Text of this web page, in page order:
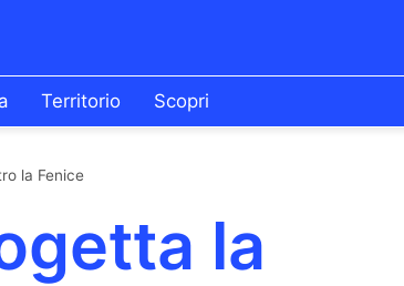
Territorio Scopri
la Fenice
la